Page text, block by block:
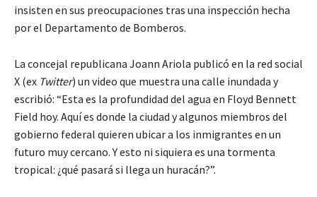
insisten en sus preocupaciones tras una inspección hecha
por el Departamento de Bomberos.
La concejal republicana Joann Ariola publicó en la red social
X (ex Twitter) un video que muestra una calle inundada y
escribió: “Esta es la profundidad del agua en Floyd Bennett
Field hoy. Aquí es donde la ciudad y algunos miembros del
gobierno federal quieren ubicar a los inmigrantes en un
futuro muy cercano. Y esto ni siquiera es una tormenta
tropical: ¿qué pasará si llega un huracán?”.